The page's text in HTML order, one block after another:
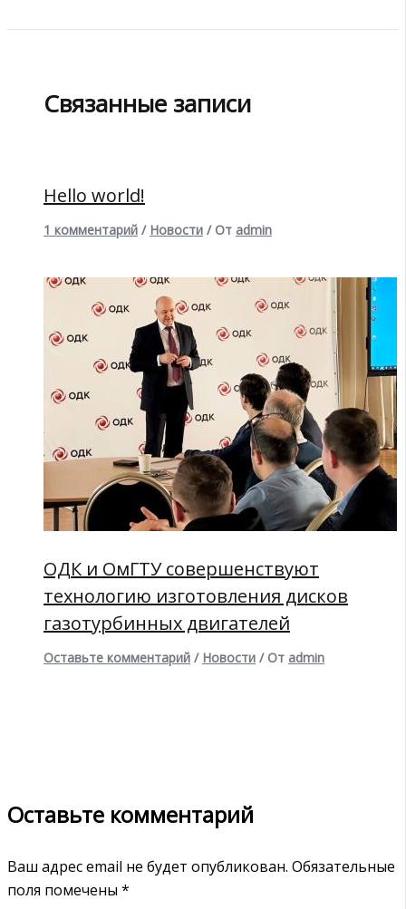
Связанные записи
Hello world!
1 комментарий / Новости / От admin
ОДК и ОмГТУ совершенствуют
технологию изготовления дисков
газотурбинных двигателей
Оставьте комментарий / Новости / От admin
Оставьте комментарий
Ваш адрес email не будет опубликован. Обязательные
поля помечены *